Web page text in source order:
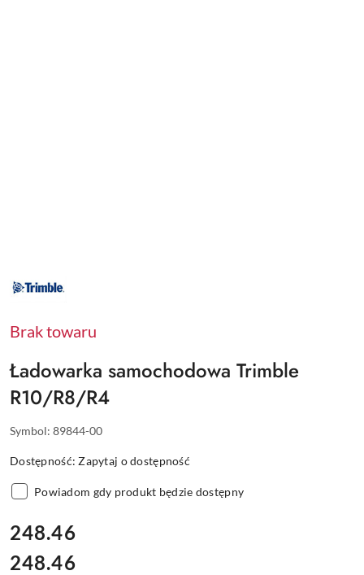
NAZWA
PRODUCENTA:
Brak towaru
Ładowarka samochodowa Trimble
R10/R8/R4
Symbol: 89844-00
Dostępność:Zapytaj o dostępność
Powiadom gdy produkt będzie dostępny
cena:
248.46
Cena:
248.46